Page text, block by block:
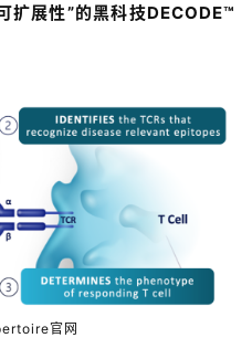
扩展性”的黑科技DECODE™
官网